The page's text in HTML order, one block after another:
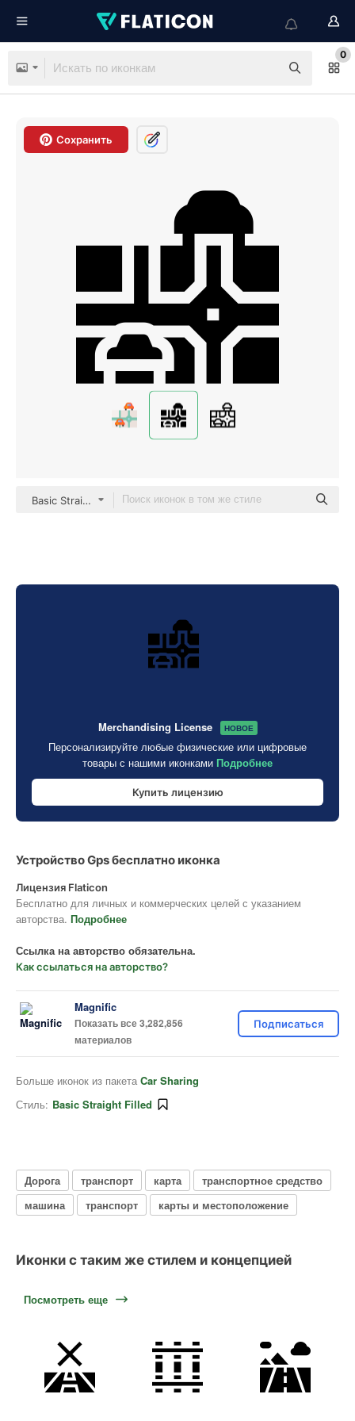
0
Сохранить
Basic Straight Filled
Merchandising License НОВОЕ
Персонализируйте любые физические или цифровые
товары с нашими иконками Подробнее
Купить лицензию
Устройство Gps бесплатно иконка
Лицензия Flaticon
Бесплатно для личных и коммерческих целей с указанием
авторства. Подробнее
Ссылка на авторство обязательна.
Как ссылаться на авторство?
Magnific
Показать все 3,282,856
материалов
Подписаться
Больше иконок из пакета Car Sharing
Стиль: Basic Straight Filled
Дорога транспорт карта
транспортное средство
машина
транспорт карты и местоположение
Иконки с таким же стилем и концепцией
Посмотреть еще